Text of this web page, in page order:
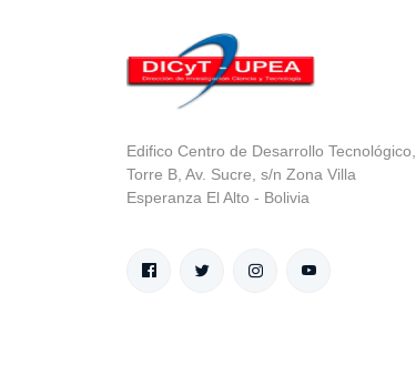
Edifico Centro de Desarrollo Tecnológico,
Torre B, Av. Sucre, s/n Zona Villa
Esperanza El Alto - Bolivia